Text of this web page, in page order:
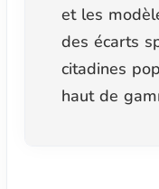
et les
des écarts
citadines
haut de